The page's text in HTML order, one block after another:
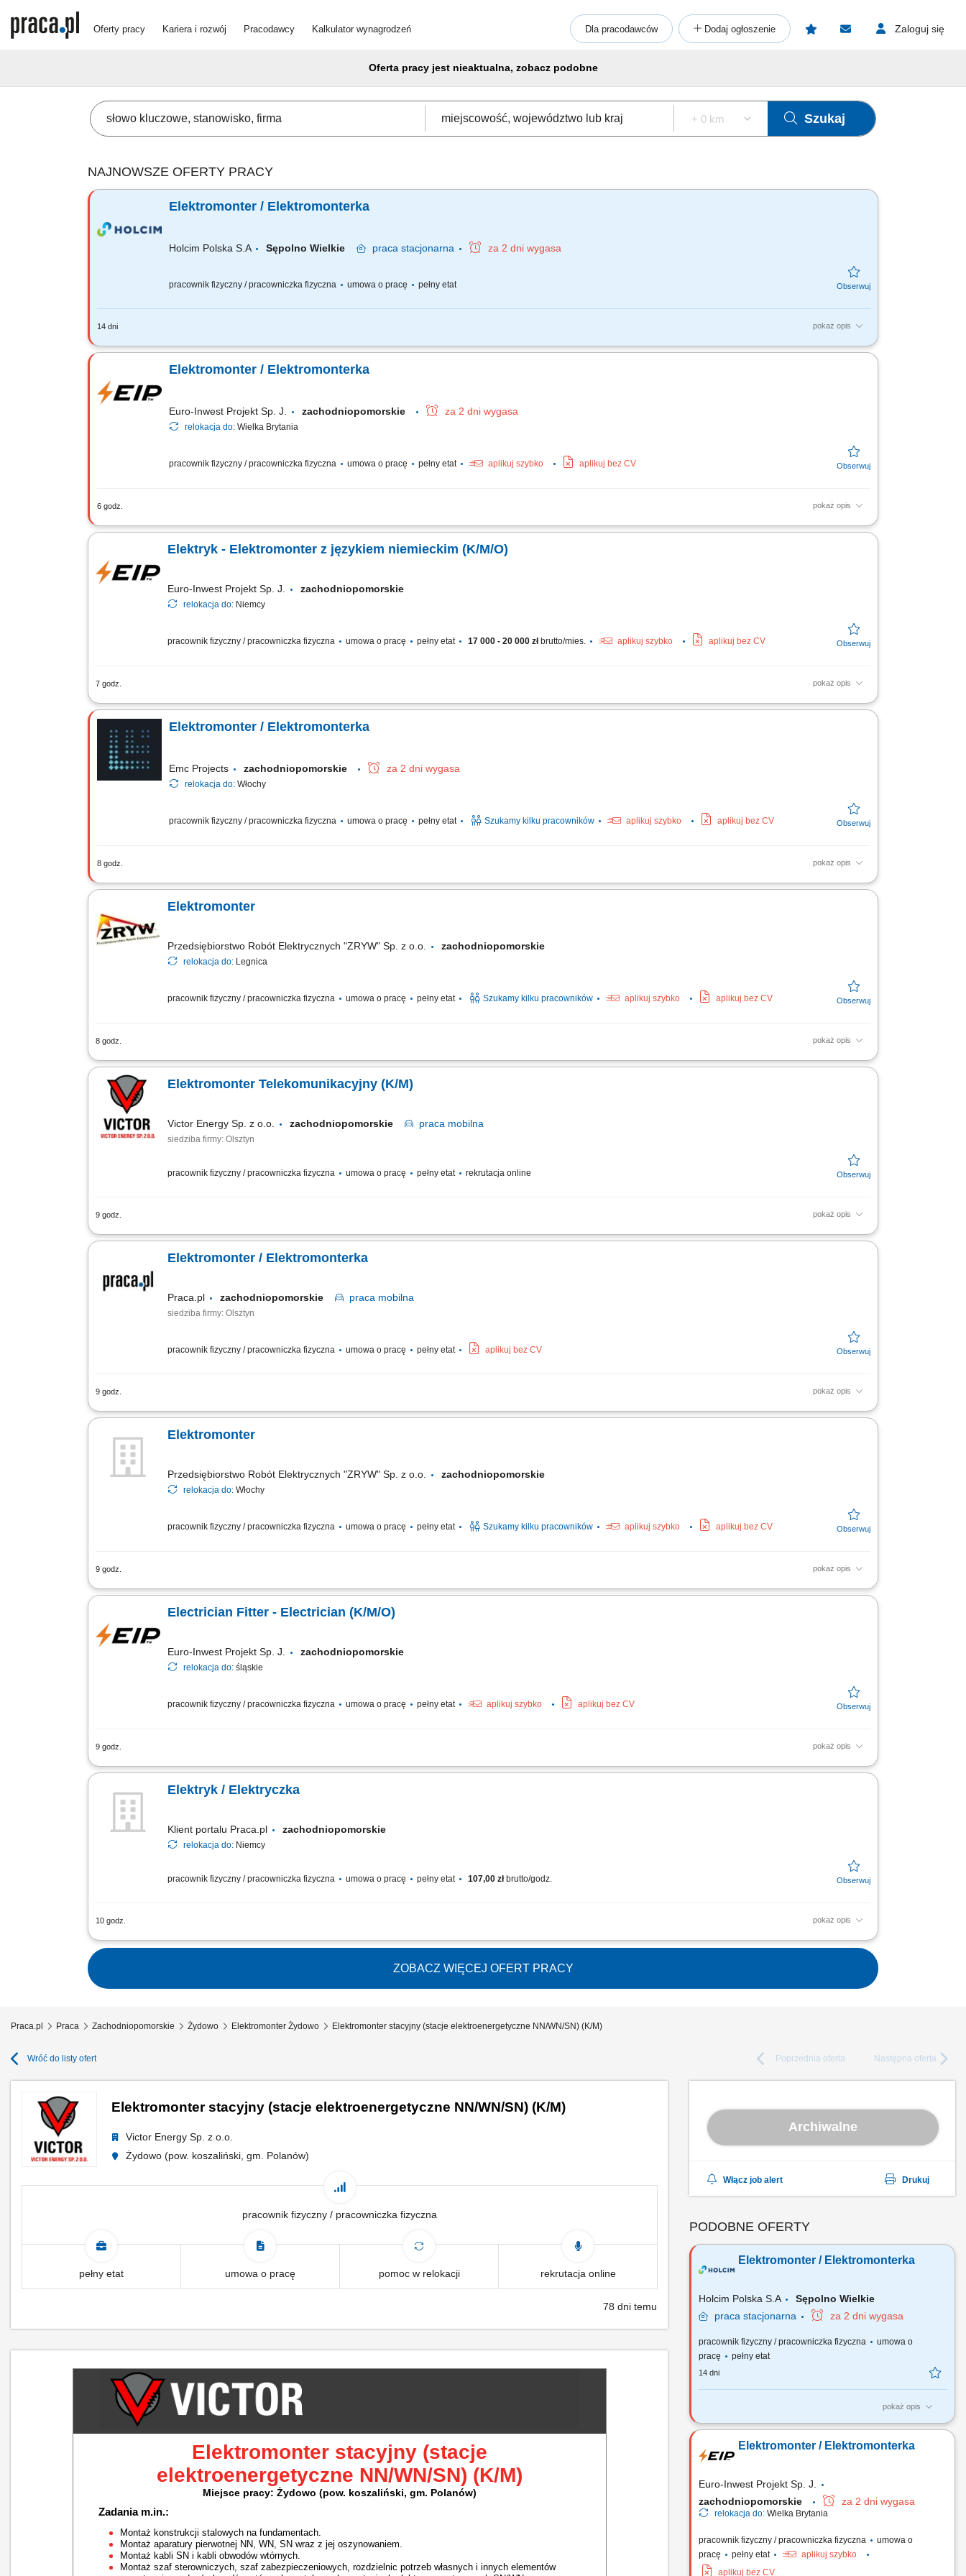
Oferty pracy Kariera i rozwój Pracodawcy Kalkulator wynagrodzeń Dla pracodawców Dodaj ogłoszenie Zaloguj się
Oferta pracy jest nieaktualna, zobacz podobne
Szukaj
NAJNOWSZE OFERTY PRACY
Elektromonter / Elektromonterka
Holcim Polska S.A Sępolno Wielkie praca stacjonarna za 2 dni wygasa
pracownik fizyczny / pracowniczka fizyczna umowa o pracę pełny etat
14 dni pokaż opis
Zakres obowiązków: Obsługa, kontrola i bieżące utrzymanie maszyn oraz urządzeń. Usuwanie i zgłaszanie awarii. Dbałość o stan techniczny urządzeń elektrycznych.
Elektromonter / Elektromonterka
Euro-Inwest Projekt Sp. J. zachodniopomorskie za 2 dni wygasa
relokacja do: Wielka Brytania
pracownik fizyczny / pracowniczka fizyczna umowa o pracę pełny etat aplikuj szybko aplikuj bez CV
6 godz. pokaż opis
Montaż i budowa tras oraz linii kablowych. Instalacja gniazdek, przełączników i kompletnych instalacji elektrycznych. Montaż urządzeń sterowania i oświetlenia. Montaż
Elektryk - Elektromonter z językiem niemieckim (K/M/O)
Euro-Inwest Projekt Sp. J. zachodniopomorskie
relokacja do: Niemcy
pracownik fizyczny / pracowniczka fizyczna umowa o pracę pełny etat 17 000 - 20 000 złbrutto/mies. aplikuj szybko aplikuj bez CV
7 godz. pokaż opis
Komunikacja z Kierownictwem w języku niemieckim na miejscu pracy. Budowa i montaż tras kablowych. Montaż linii kablowych. Montaż gniazdek, przełączników.
Elektromonter / Elektromonterka
Emc Projects zachodniopomorskie za 2 dni wygasa
relokacja do: Włochy
pracownik fizyczny / pracowniczka fizyczna umowa o pracę pełny etat Szukamy kilku pracowników aplikuj szybko aplikuj bez CV
8 godz. pokaż opis
Zakres obowiązków: Realizacja prac montażowych oraz serwisowych przy instalacjach elektrycznych na projektach przemysłowych w Europie. Wykonywanie prac
Elektromonter
Przedsiębiorstwo Robót Elektrycznych "ZRYW" Sp. z o.o. zachodniopomorskie
relokacja do: Legnica
pracownik fizyczny / pracowniczka fizyczna umowa o pracę pełny etat Szukamy kilku pracowników aplikuj szybko aplikuj bez CV
8 godz. pokaż opis
montaż instalacji elektrycznych
Elektromonter Telekomunikacyjny (K/M)
Victor Energy Sp. z o.o. zachodniopomorskie praca mobilna
siedziba firmy: Olsztyn
pracownik fizyczny / pracowniczka fizyczna umowa o pracę pełny etat rekrutacja online
9 godz. pokaż opis
Lokalizacja: cała Polska Charakter pracy: mobilna – realizacje na terenie całej Polski
Elektromonter / Elektromonterka
Praca.pl zachodniopomorskie praca mobilna
siedziba firmy: Olsztyn
pracownik fizyczny / pracowniczka fizyczna umowa o pracę pełny etat aplikuj bez CV
9 godz. pokaż opis
Opis stanowiska: Projekty wyjazdowe (cały kraj)
Elektromonter
Przedsiębiorstwo Robót Elektrycznych "ZRYW" Sp. z o.o. zachodniopomorskie
relokacja do: Włochy
pracownik fizyczny / pracowniczka fizyczna umowa o pracę pełny etat Szukamy kilku pracowników aplikuj szybko aplikuj bez CV
9 godz. pokaż opis
montaż instalacji elektrycznych
Electrician Fitter - Electrician (K/M/O)
Euro-Inwest Projekt Sp. J. zachodniopomorskie
relokacja do: śląskie
pracownik fizyczny / pracowniczka fizyczna umowa o pracę pełny etat aplikuj szybko aplikuj bez CV
9 godz. pokaż opis
RESPONSIBILITIES: construction and assembly of cable routes; assembly of cable lines; assembly of sockets, switches; assembly of electrical installations; assembly of
Elektryk / Elektryczka
Klient portalu Praca.pl zachodniopomorskie
relokacja do: Niemcy
pracownik fizyczny / pracowniczka fizyczna umowa o pracę pełny etat 107,00 złbrutto/godz.
10 godz. pokaż opis
montaż instalacji elektrycznych w budynkach mieszkalnych i komercyjnych; instalacja rozdzielni oraz systemów zasilania; wykonywanie połączeń elektrycznych i tras
ZOBACZ WIĘCEJ OFERT PRACY
Praca.pl Praca Zachodniopomorskie Żydowo Elektromonter Żydowo Elektromonter stacyjny (stacje elektroenergetyczne NN/WN/SN) (K/M)
Wróć do listy ofert Poprzednia oferta Następna oferta
Elektromonter stacyjny (stacje elektroenergetyczne NN/WN/SN) (K/M)
Victor Energy Sp. z o.o.
Żydowo (pow. koszaliński, gm. Polanów)
pracownik fizyczny / pracowniczka fizyczna
pełny etat umowa o pracę pomoc w relokacji rekrutacja online
78 dni temu
Elektromonter stacyjny (stacje
elektroenergetyczne NN/WN/SN) (K/M)
Miejsce pracy: Żydowo (pow. koszaliński, gm. Polanów)
Zadania m.in.:
Montaż konstrukcji stalowych na fundamentach.
Montaż aparatury pierwotnej NN, WN, SN wraz z jej oszynowaniem.
Montaż kabli SN i kabli obwodów wtórnych.
Montaż szaf sterowniczych, szaf zabezpieczeniowych, rozdzielnic potrzeb własnych i innych elementów
Archiwalne
Włącz job alert Drukuj
PODOBNE OFERTY
Elektromonter / Elektromonterka
Holcim Polska S.A
Sępolno Wielkie
praca stacjonarna za 2 dni wygasa
pracownik fizyczny / pracowniczka fizyczna
umowa o
pracę
pełny etat
14 dni
pokaż opis
Zakres obowiązków: Obsługa, kontrola i bieżące utrzymanie
o stan techniczny urządzeń elektrycznych. Przestrzeganie
zasad BHP oraz obowiązujących procedur. Współpraca z
Elektromonter / Elektromonterka
Euro-Inwest Projekt Sp. J.
zachodniopomorskie
za 2 dni wygasa
relokacja do: Wielka Brytania
pracownik fizyczny / pracowniczka fizyczna
umowa o
pracę
pełny etat
aplikuj szybko
aplikuj bez CV